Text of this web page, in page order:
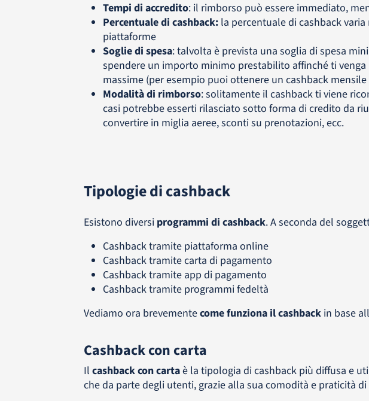
Tempi di accredito: il rimborso può essere immediato,
Percentuale di cashback:la percentuale di cashback
piattaforme
Soglie di spesa: talvolta è prevista una soglia di spesa
spendere un importo minimo prestabilito affinché ti
massime (per esempio puoi ottenere un cashback
Modalità di rimborso: solitamente il cashback ti viene
casi potrebbe esserti rilasciato sotto forma di credito da
convertire in miglia aeree, sconti su prenotazioni, ecc.
Tipologie di cashback
Esistono diversi programmi di cashback. A seconda del
Cashback tramite piattaforma online
Cashback tramite carta di pagamento
Cashback tramite app di pagamento
Cashback tramite programmi fedeltà
Vediamo ora brevementecome funziona il cashbackin base
Cashback con carta
Il cashback con cartaè la tipologia di cashback più diffusa e
che da parte degli utenti, grazie alla sua comodità e praticità